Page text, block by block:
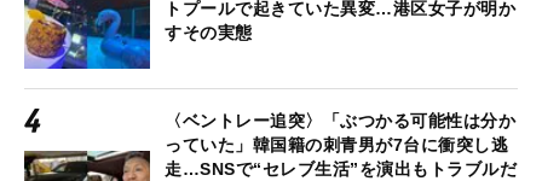
トプールで起きていた異変…港区女子が明か
すその実態
〈ベントレー追突〉「ぶつかる可能性は分か
っていた」韓国籍の刺青男が7台に衝突し逃
走…SNSで“セレブ生活”を演出もトラブルだ